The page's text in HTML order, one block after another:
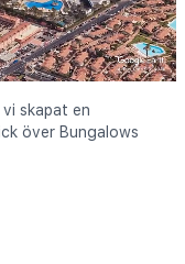
skapat en
över Bungalows